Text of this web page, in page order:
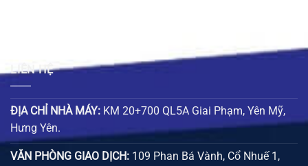
LIÊN HỆ
ĐỊA CHỈ NHÀ MÁY: KM 20+700 QL5A Giai Phạm, Yên Mỹ,
Hưng Yên.
VĂN PHÒNG GIAO DỊCH: 109 Phan Bá Vành, Cổ Nhuế 1,